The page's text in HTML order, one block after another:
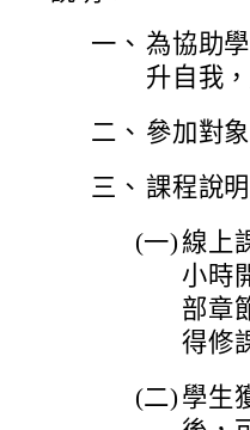
一、 為協助
升自我
二、 參加對
三、 課程說明
(一)線上
小時
部章
得修
(二) 學生